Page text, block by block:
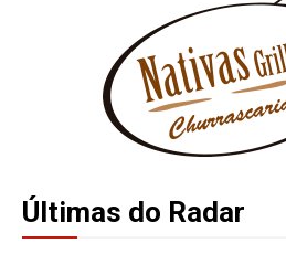
Últimas do Radar